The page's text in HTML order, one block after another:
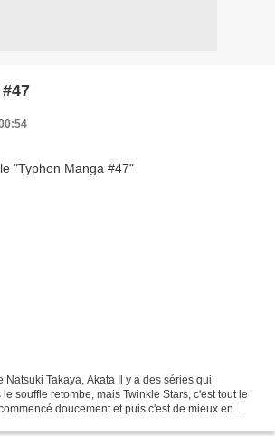
Natsuki Takaya, Akata Il y a des séries qui
souffle retombe, mais Twinkle Stars, c'est tout le
doucement et puis c'est de mieux en